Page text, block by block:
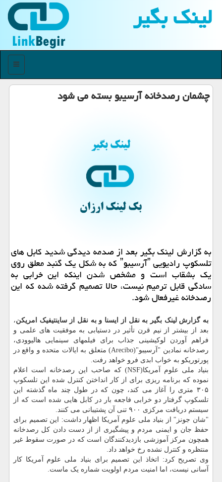
لینك بگیر
منو
چشمان رصدخانه آرسیبو بسته می شود
به گزارش لینك بگیر بعد از صدمه دیدگی شدید كابل های
تلسكوپ رادیویی ˮآرسیبوˮ كه به شكل یك گنبد معلق روی
یك بشقاب است و مشخص شدن اینكه این خرابی به
سادگی قابل ترمیم نیست، حالا تصمیم گرفته شده كه این
رصدخانه غیرفعال شود.
به گزارش لینک بگیر به نقل از ایسنا و به نقل از ساینتیفیک امریکن،
بعد از بیشتر از نیم قرن تأثیر در دستیابی به موفقیت های علمی و
فراهم آوردن لوکیشینی جذاب برای فیلمهای سینمایی هالیوودی،
رصدخانه نمادین "آرسیبو"(Arecibo) متعلق به ایالات متحده و واقع در
پورتوریکو به خواب ابدی فرو خواهد رفت.
بنیاد ملی علوم آمریکا(NSF) که صاحب این رصدخانه است اعلام
نموده که برنامه ریزی برای از کار انداختن کنترل شده این تلسکوپ
۳۰۵ متری را آغاز می کند، چون که در طول چند ماه گذشته این
تلسکوپ گرفتار دو خرابی فاجعه بار در کابل هایی شده است که از
سیستم دریافت مرکزی ۹۰۰ تنی آن پشتیبانی می کنند.
"شان جونز" از بنیاد ملی علوم آمریکا اظهار داشت: این تصمیم برای
حفظ جان و ایمنی مردم و پیشگیری از از دست دادن کل رصدخانه
همچون مرکز آموزشی بازدیدکنندگان است که در صورت سقوط غیر
منتظره و کنترل نشده رخ خواهد داد.
وی تصریح کرد: اتخاذ این تصمیم برای بنیاد ملی علوم آمریکا کار
آسانی نیست، اما امنیت مردم اولویت شماره یک ماست.